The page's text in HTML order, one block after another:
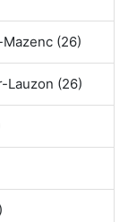
(26)
Lauzon (26)